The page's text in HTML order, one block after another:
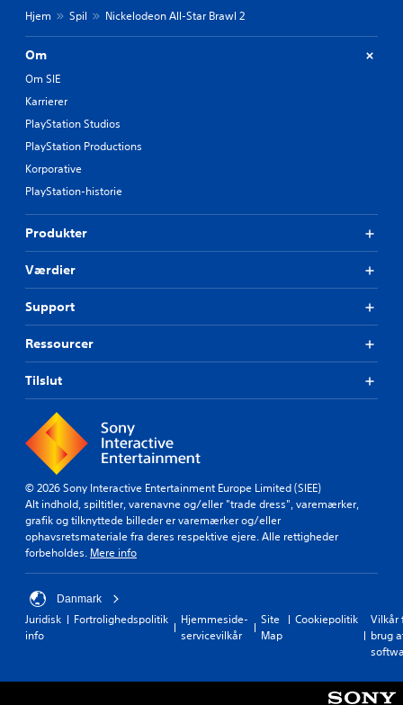
Hjem Spil Nickelodeon All-Star Brawl 2
Om
Om SIE
Karrierer
PlayStation Studios
PlayStation Productions
Korporative
PlayStation-historie
Produkter
Værdier
Support
Ressourcer
Tilslut
© 2026 Sony Interactive Entertainment Europe Limited (SIEE)
Alt indhold, spiltitler, varenavne og/eller "trade dress", varemærker,
grafik og tilknyttede billeder er varemærker og/eller
ophavsretsmateriale fra deres respektive ejere. Alle rettigheder
forbeholdes. Mere info
Danmark
Juridisk
info
Fortrolighedspolitik
Hjemmeside-
servicevilkår
Site
Map
Cookiepolitik
Vilkår
brug